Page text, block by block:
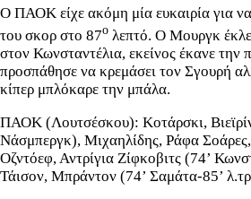
Ο ΠΑΟΚ είχε ακόμη μία ευκαιρία για να
του σκορ στο 87ο λεπτό. Ο Μουργκ
στον Κωνσταντέλια, εκείνος έκανε την
προσπάθησε να κρεμάσει τον Σγουρή
κίπερ μπλόκαρε την μπάλα.
ΠΑΟΚ (Λουτσέσκου): Κοτάρσκι,
Νάσμπεργκ), Μιχαηλίδης, Ράφα
Οζντόεφ, Αντρίγια Ζίφκοβιτς (74’
Τάισον, Μπράντον (74’ Σαμάτα-85’